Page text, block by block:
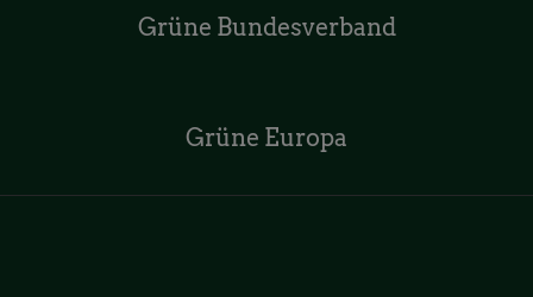
Grüne Bundesverband
Grüne Europa